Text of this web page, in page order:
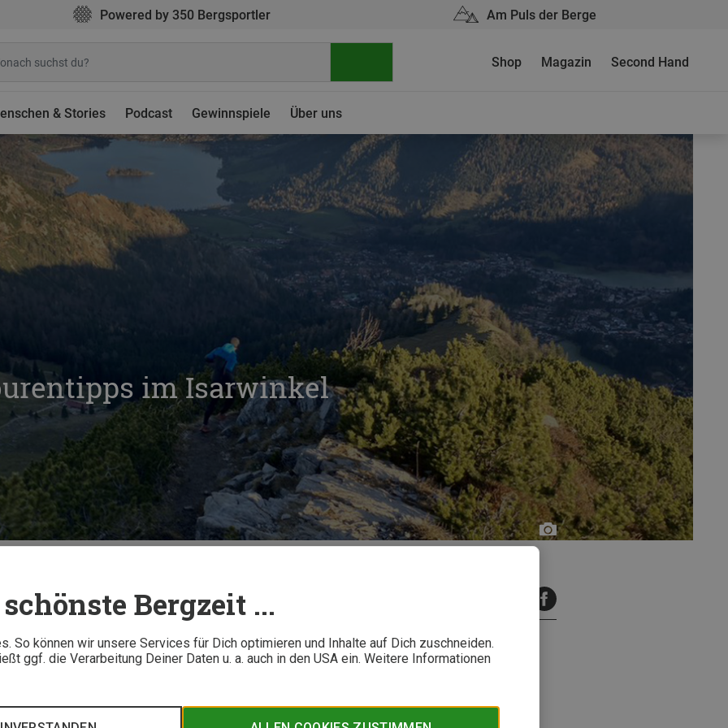
Bergzeit ...
So können wir unsere Services für Dich optimieren und Inhalte auf Dich zuschneiden.
ggf. die Verarbeitung Deiner Daten u. a. auch in den USA ein. Weitere Informationen
Powered by 350 Bergsportler Am Puls der Berge
& Stories Podcast Gewinnspiele Über uns
Shop Magazin Second Hand
im Isarwinkel
Sand am Meer. Doch bei diesen Tipps liegt der Fokus auf laufbaren Rundtouren, die beim
aber im Laufschritt ganz neue Möglichkeiten bieten und richtig viel Spaß machen.